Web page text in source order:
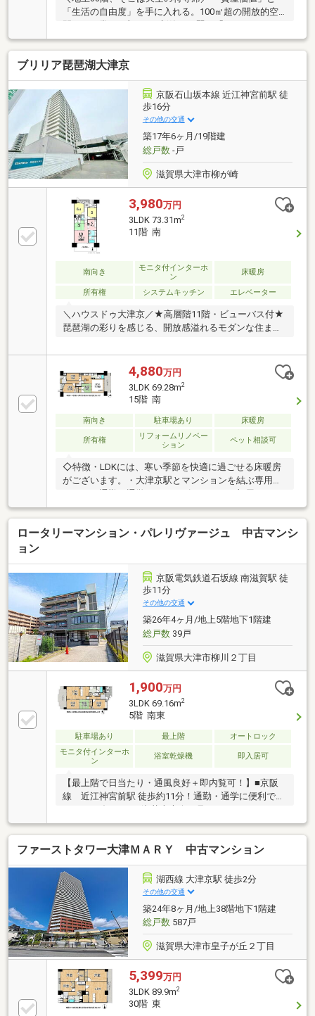
「生活の自由度」を手に入れる。100㎡超の開放的空
ディネート」 プロ厳選の家具・照明・エアコン付。初
期費用を抑え、入居したその日からラグジュアリーな
生活が。■2025年5月 デザインリノベ完成 ・お風呂、
キッチン、洗面化粧台、トイレ新調（お風呂はゆとり
の1620大型バス採用） ・フロアタイル＆建具塗装でモ
ダンな内装へ ・リビング造作棚や洗面ニッチなど収納
充実 ・京阪「大津京」徒歩4分／ペット飼育可JR「大
津京」駅徒歩2分。 この「眺望」という資産を、ぜひ
ブリリア琵琶湖大津京
京阪石山坂本線 近江神宮前駅 徒
歩16分
その他の交通
築17年6ヶ月/19階建
総戸数-戸
滋賀県大津市柳が崎
3,980万円
3LDK 73.31m2
11階 南
南向き
モニタ付インターホ
ン
床暖房
所有権 システムキッチン エレベーター
＼ハウスドゥ大津京／★高層階11階・ビューバス付★
琵琶湖の彩りを感じる、開放感溢れるモダンな住ま
4,880万円
3LDK 69.28m2
15階 南
南向き 駐車場あり 床暖房
所有権
リフォームリノベー
ション
ペット相談可
◇特徴・LDKには、寒い季節を快適に過ごせる床暖房
がございます。・大津京駅とマンションを結ぶ専用バ
スがあり通勤、通学もスムーズです！・お部屋からは
びわ湖花火大会がゆったりとお楽しみいただけます。
◇リフォーム内容・水周り新調・クロス張り替え・床
張り替え◇立地・志賀小学校まで徒歩約20分・皇子山
ーが資金計画をサポート！２．買い替えなどにも対応
できる売却専門チームあり！３．たくさんの銀行と繋
がりがあるため、最も低金利になるように審査が可
能！
ロータリーマンション・パレリヴァージュ 中古マンシ
ョン
京阪電気鉄道石坂線 南滋賀駅 徒
歩11分
その他の交通
築26年4ヶ月/地上5階地下1階建
総戸数39戸
滋賀県大津市柳川２丁目
1,900万円
3LDK 69.16m2
5階 南東
駐車場あり 最上階
オートロック
モニタ付インターホ
ン
浴室乾燥機 即入居可
【最上階で日当たり・通風良好＋即内覧可！】■京阪
線 近江神宮前駅 徒歩約11分！通勤・通学に便利です
■ベランダからびわ湖花火大会が見えます■フレンドマ
ート徒歩約8分！利便性にいい環境です
ファーストタワー大津ＭＡＲＹ 中古マンション
湖西線 大津京駅 徒歩2分
その他の交通
築24年8ヶ月/地上38階地下1階建
総戸数587戸
滋賀県大津市皇子が丘２丁目
5,399万円
3LDK 89.9m2
30階 東